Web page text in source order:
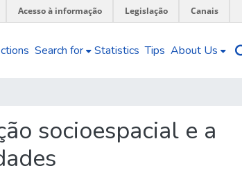
Acesso à informação Legislação Canais
Search for Statistics Tips About Us
socioespacial e a